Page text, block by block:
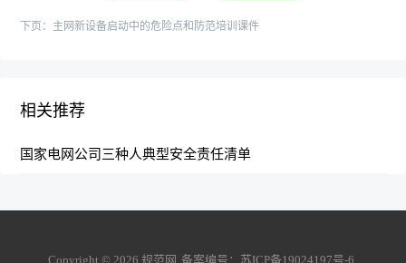
下页： 主网新设备启动中的危险点和防范培训课件
相关推荐
国家电网公司三种人典型安全责任清单
Copyright © 2026 规范网 备案编号： 苏ICP备19024197号-6